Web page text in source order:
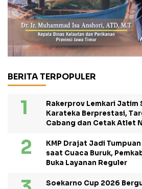
BERITA TERPOPULER
Rakerprov Lemkari Jatim
Karateka Berprestasi,
Cabang dan Cetak Atlet
KMP Drajat Jadi
saat Cuaca Buruk,
Buka Layanan Reguler
Soekarno Cup 2026